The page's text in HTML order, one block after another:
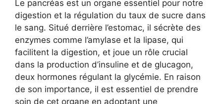
Le pancréas est un organe essentiel pour notre
digestion et la régulation du taux de sucre dans
le sang. Situé derrière l’estomac, il sécrète des
enzymes comme l’amylase et la lipase, qui
facilitent la digestion, et joue un rôle crucial
dans la production d’insuline et de glucagon,
deux hormones régulant la glycémie. En raison
de son importance, il est essentiel de prendre
soin de cet organe en adoptant une